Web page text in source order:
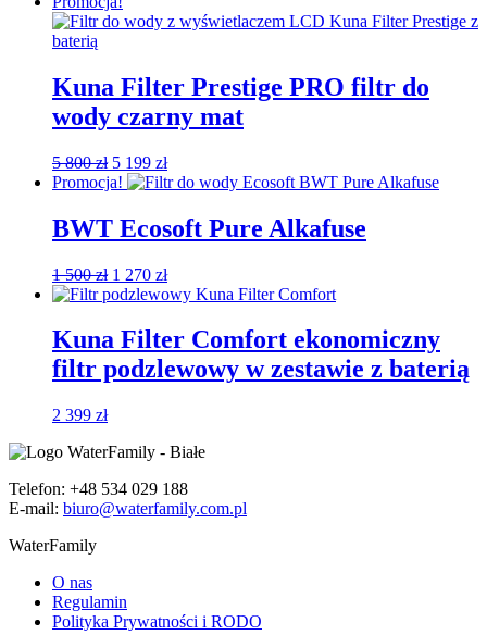
wynosiła:wynosi:
Kuna Filter Prestige PRO filtr do
wody czarny mat
5 800zł Pierwotna
cena
5
800 zł.
5 199 złAktualna
cena
199 zł.
Promocja!
BWT Ecosoft Pure Alkafuse
1 500zł Pierwotna
cena
1
500 zł.
1 270 złAktualna
cena
1
270 zł.
Kuna Filter Comfort ekonomiczny
filtr podzlewowy w zestawie z baterią
2 399 zł
Telefon: +48 534 029 188
E-mail: biuro@waterfamily.com.pl
WaterFamily
O nas
Regulamin
Polityka Prywatności i RODO